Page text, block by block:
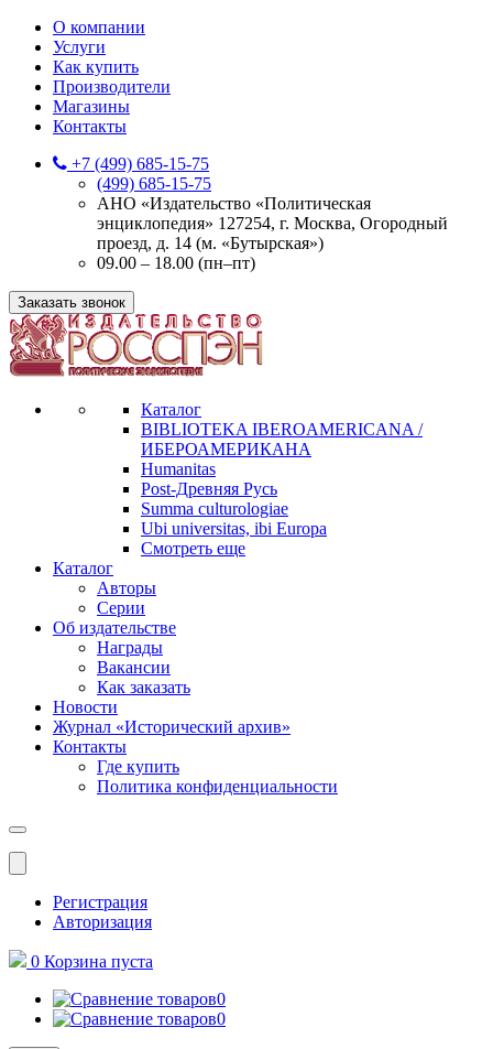
О компании
Услуги
Как купить
Производители
Магазины
Контакты
+7 (499) 685-15-75
(499) 685-15-75
АНО «Издательство «Политическая
энциклопедия» 127254, г. Москва, Огородный
проезд, д. 14 (м. «Бутырская»)
09.00 – 18.00 (пн–пт)
Заказать звонок
Каталог
BIBLIOTEKA IBEROAMERICANA /
ИБЕРОАМЕРИКАНА
Humanitas
Post-Древняя Русь
Summa culturologiae
Ubi universitas, ibi Europa
Смотреть еще
Каталог
Авторы
Серии
Об издательстве
Награды
Вакансии
Как заказать
Новости
Журнал «Исторический архив»‎
Контакты
Где купить
Политика конфиденциальности
Меню
Регистрация
Авторизация
0 Корзина пуста
0
0